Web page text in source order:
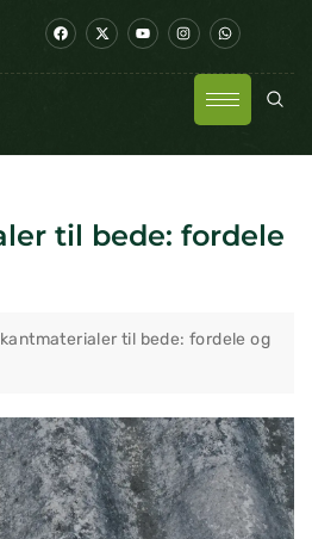
til bede: fordele
kantmaterialer til bede: fordele og